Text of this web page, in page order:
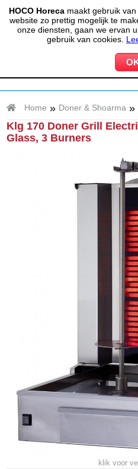
HOCO Horecamaakt gebruik van
website zo prettig mogelijk te
onze diensten, gaan we ervan
gebruik van cookies.
(020) 497 6325
MIJN ACCOUNT 0
Home » Doner & Shoarma »
Klg 170 Doner Grill
Glass, 3 Burners
klik voor